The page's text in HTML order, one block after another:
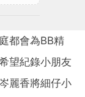
都會為BB精
希望紀錄小朋友
麗香將細仔小